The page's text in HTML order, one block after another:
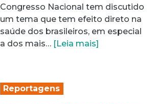
Congresso Nacional tem discutido
um tema que tem efeito direto na
saúde dos brasileiros, em especial
a dos mais… [Leia mais]
Reportagens